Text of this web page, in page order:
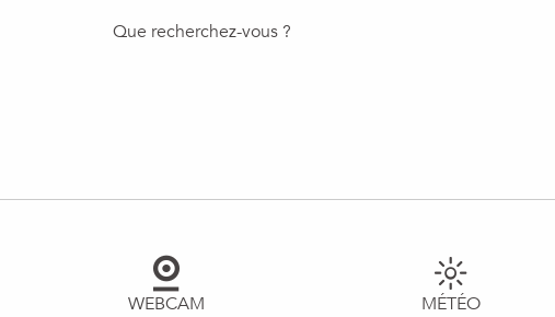
WEBCAM MÉTÉO